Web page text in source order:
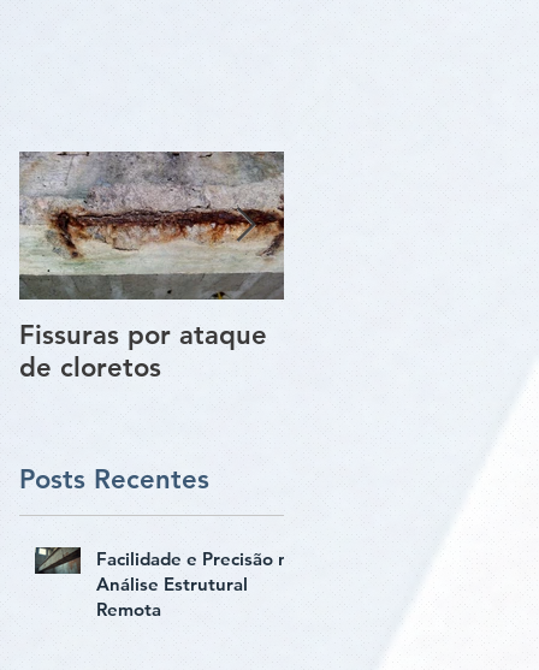
Fissuras por ataque
de cloretos
Posts Recentes
Facilidade e Precisão na
Análise Estrutural
Remota